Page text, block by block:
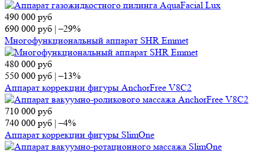
490 000 руб
690 000 руб |–29%
Многофункциональный аппарат SHR Emmet
480 000 руб
550 000 руб |–13%
Аппарат коррекции фигуры AnchorFree V8C2
710 000 руб
740 000 руб |–4%
Аппарат коррекции фигуры SlimOne